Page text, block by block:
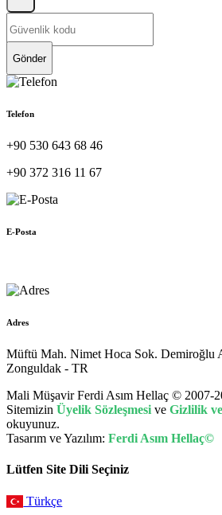
Gönder
Telefon
+90 530 643 68 46
+90 372 316 11 67
E-Posta
Adres
Müftü Mah. Nimet Hoca Sok. Demiroğlu
Zonguldak - TR
Mali Müşavir Ferdi Asım Hellaç © 2007-
Sitemizin Üyelik Sözleşmesi ve Gizlilik
okuyunuz.
Tasarım ve Yazılım: Ferdi Asım Hellaç©
Lütfen Site Dili Seçiniz
Türkçe